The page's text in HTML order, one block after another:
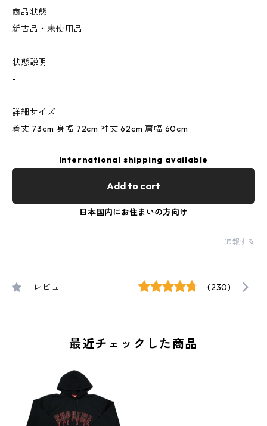
商品状態
新古品・未使用品
状態説明
-
詳細サイズ
着丈 73cm 身幅 72cm 袖丈 62cm 肩幅 60cm
International shipping available
Add to cart
日本国内にお住まいの方向け
通報する
レビュー (230)
最近チェックした商品